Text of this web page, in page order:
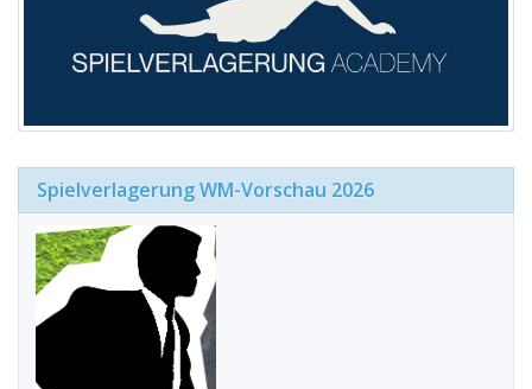
Spielverlagerung WM-Vorschau 2026